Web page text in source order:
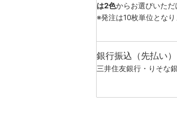
は2色からお選びいただ
※発注は10枚単位となり
銀行振込（先払い）
三井住友銀行・りそな